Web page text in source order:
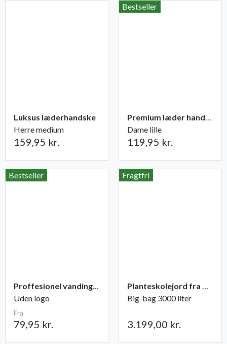
Luksus læderhandske
Herre medium
159,95 kr.
Bestseller
Premium læder handske Flutter
Dame lille
119,95 kr.
Bestseller
Proffesionel vandingspose 100 liter
Uden logo
Fra
79,95 kr.
Fragtfri
Planteskolejord fra Champost
Big-bag 3000 liter
3.199,00 kr.